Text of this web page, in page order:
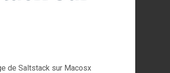
de Saltstack sur Macosx